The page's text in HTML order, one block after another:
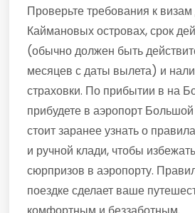
Проверьте требования к
Каймановых островах, срок
(обычно должен быть
месяцев с даты вылета) и
страховки. По прибытии в на
прибудете в аэропорт
стоит заранее узнать о
и ручной клади, чтобы
сюрпризов в аэропорту.
поездке сделает ваше